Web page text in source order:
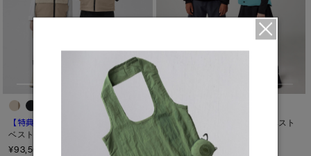
XS
S
S/M
カラー
【特典対象】
ユース エローラ
ベスト
¥93,500（tax in）
【特典対象】
ユース バニエ ベスト
¥78,100（tax in）